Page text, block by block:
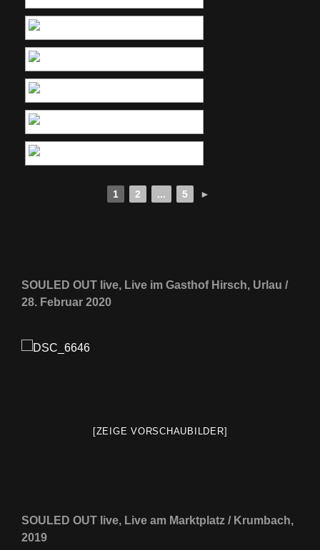
1 2 ... 5 ►
SOULED OUT live, Live im Gasthof Hirsch, Urlau /
28. Februar 2020
[ZEIGE VORSCHAUBILDER]
SOULED OUT live, Live am Marktplatz / Krumbach,
2019